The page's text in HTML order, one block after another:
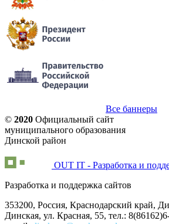
Все баннеры
© 2020 Официальный сайт
муниципального образования
Динской район
OUT IT - Разработка и
Разработка и поддержка сайтов
353200, Россия, Краснодарский край,
Динская, ул. Красная, 55, тел.: